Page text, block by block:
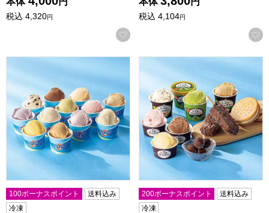
税込 4,320円
お気に入りに登録する
税込 4,104円
ブルーシール ブルーシールギフト12【夏の贈りもの・お中
100ボーナスポイント
送料込み
冷凍
ロッテ レディーボーデンセ
200ボーナスポイント
送料込み
冷凍